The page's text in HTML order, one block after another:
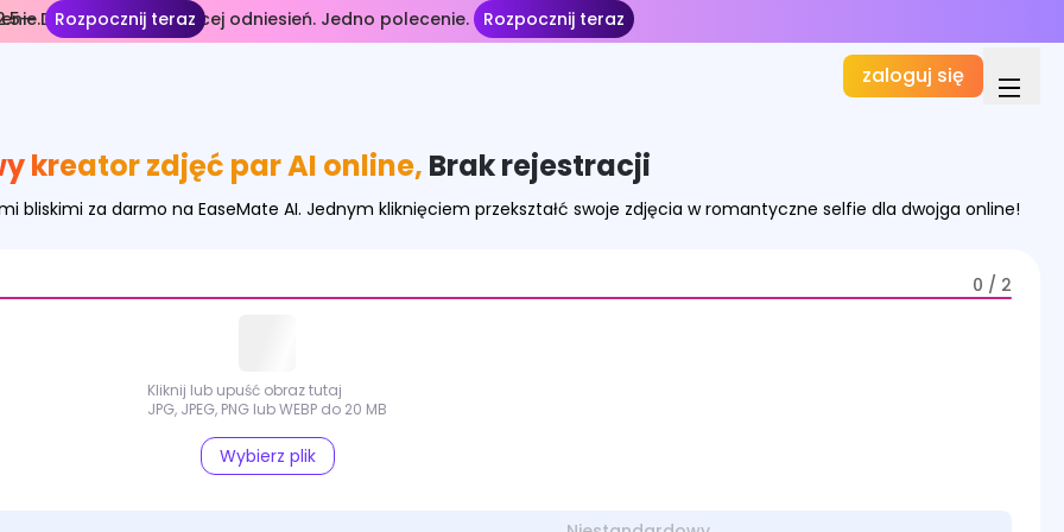
Rozpocznij teraz
Dłuższe ujęcia. Więcej odniesień. Jedno polecenie. Rozpocznij teraz
zaloguj się
kreator zdjęć par AI online, Brak rejestracji
bliskimi za darmo na EaseMate AI. Jednym kliknięciem przekształć swoje zdjęcia w romantyczne selfie dla dwojga online!
0 / 2
Kliknij lub upuść obraz tutaj
JPG, JPEG, PNG lub WEBP do 20 MB
Wybierz plik